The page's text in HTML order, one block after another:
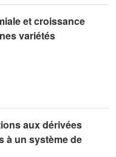
et croissance
variétés
aux dérivées
à un système de